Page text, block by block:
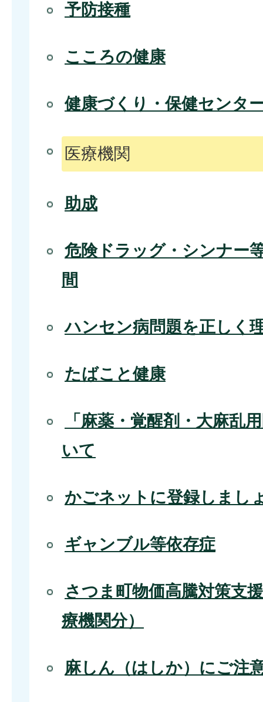
予防接種
こころの健康
健康づくり・保健センタ
医療機関
助成
危険ドラッグ・シンナー
間
ハンセン病問題を正しく
たばこと健康
「麻薬・覚醒剤・大麻乱
いて
かごネットに登録しまし
ギャンブル等依存症
さつま町物価高騰対策支
療機関分）
麻しん（はしか）にご注